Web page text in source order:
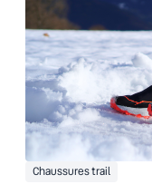
Chaussures trail